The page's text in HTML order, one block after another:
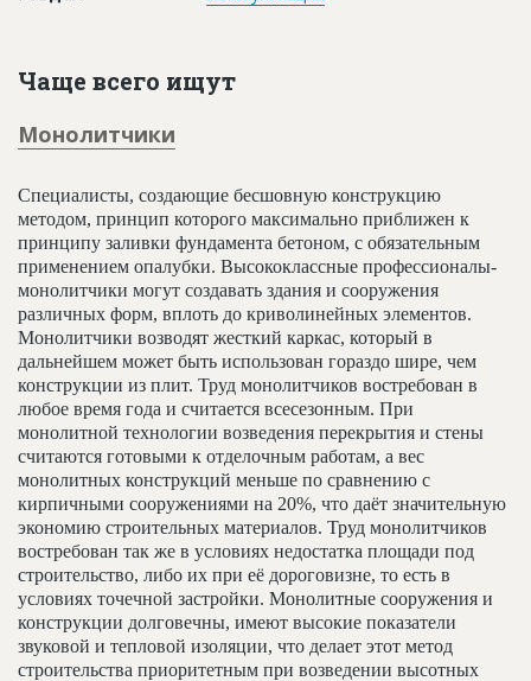
Пресс-релизы
Контакты
Личный кабинет
Чаще всего ищут
Монолитчики
Специалисты, создающие бесшовную конструкцию
методом, принцип которого максимально приближен к
принципу заливки фундамента бетоном, с обязательным
применением опалубки. Высококлассные профессионалы-
монолитчики могут создавать здания и сооружения
различных форм, вплоть до криволинейных элементов.
Монолитчики возводят жесткий каркас, который в
дальнейшем может быть использован гораздо шире, чем
конструкции из плит. Труд монолитчиков востребован в
любое время года и считается всесезонным. При
монолитной технологии возведения перекрытия и стены
считаются готовыми к отделочным работам, а вес
монолитных конструкций меньше по сравнению с
кирпичными сооружениями на 20%, что даёт значительную
экономию строительных материалов. Труд монолитчиков
востребован так же в условиях недостатка площади под
строительство, либо их при её дороговизне, то есть в
условиях точечной застройки. Монолитные сооружения и
конструкции долговечны, имеют высокие показатели
звуковой и тепловой изоляции, что делает этот метод
строительства приоритетным при возведении высотных